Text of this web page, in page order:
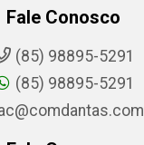
Fale Conosco
(85) 98895-5291
(85) 98895-5291